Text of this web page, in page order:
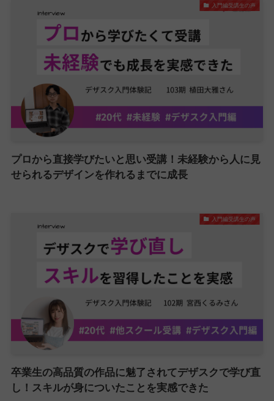
入門編受講生の声
プロから直接学びたいと思い受講！未経験から人に見
せられるデザインを作れるまでに成長
入門編受講生の声
卒業生の高品質の作品に魅了されてデザスクで学び直
し！スキルが身についたことを実感できた